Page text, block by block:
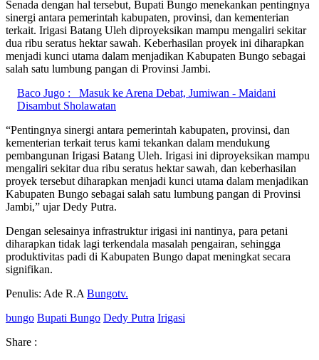
Senada dengan hal tersebut, Bupati Bungo menekankan pentingnya
sinergi antara pemerintah kabupaten, provinsi, dan kementerian
terkait. Irigasi Batang Uleh diproyeksikan mampu mengaliri sekitar
dua ribu seratus hektar sawah. Keberhasilan proyek ini diharapkan
menjadi kunci utama dalam menjadikan Kabupaten Bungo sebagai
salah satu lumbung pangan di Provinsi Jambi.
Baco Jugo :
Masuk ke Arena Debat, Jumiwan - Maidani
Disambut Sholawatan
“Pentingnya sinergi antara pemerintah kabupaten, provinsi, dan
kementerian terkait terus kami tekankan dalam mendukung
pembangunan Irigasi Batang Uleh. Irigasi ini diproyeksikan mampu
mengaliri sekitar dua ribu seratus hektar sawah, dan keberhasilan
proyek tersebut diharapkan menjadi kunci utama dalam menjadikan
Kabupaten Bungo sebagai salah satu lumbung pangan di Provinsi
Jambi,” ujar Dedy Putra.
Dengan selesainya infrastruktur irigasi ini nantinya, para petani
diharapkan tidak lagi terkendala masalah pengairan, sehingga
produktivitas padi di Kabupaten Bungo dapat meningkat secara
signifikan.
Penulis: Ade R.A Bungotv.
bungo Bupati Bungo Dedy Putra Irigasi
Share :